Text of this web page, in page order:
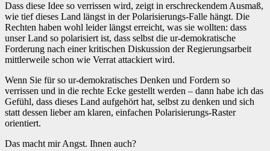
Dass diese Idee so verrissen wird, zeigt in erschreckendem Ausmaß,
wie tief dieses Land längst in der Polarisierungs-Falle hängt. Die
Rechten haben wohl leider längst erreicht, was sie wollten: dass
unser Land so polarisiert ist, dass selbst die ur-demokratische
Forderung nach einer kritischen Diskussion der Regierungsarbeit
mittlerweile schon wie Verrat attackiert wird.
Wenn Sie für so ur-demokratisches Denken und Fordern so
verrissen und in die rechte Ecke gestellt werden – dann habe ich das
Gefühl, dass dieses Land aufgehört hat, selbst zu denken und sich
statt dessen lieber am klaren, einfachen Polarisierungs-Raster
orientiert.
Das macht mir Angst. Ihnen auch?